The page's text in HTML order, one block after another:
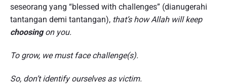
seseorang yang “blessed with challenges” (dianugerahi
tantangan demi tantangan), that’s how Allah will keep
choosingon you.
To grow, we must face challenge(s).
So, don’t identify ourselves as victim.